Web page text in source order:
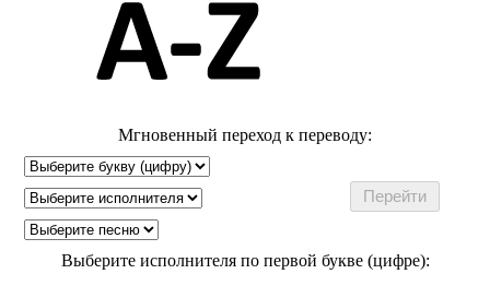
Мгновенный переход к переводу:
Выберите исполнителя по первой букве (цифре):